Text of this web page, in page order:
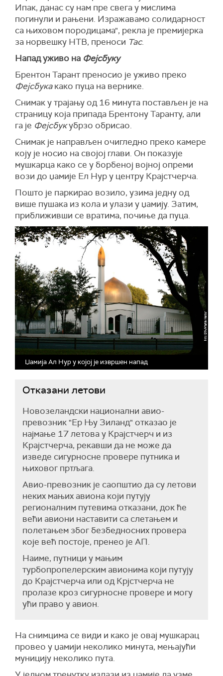
Ипак, данас су нам пре свега у мислима
погинули и рањени. Изражавамо солидарност
са њиховом породицама", рекла је премијерка
за норвешку НТВ, преноси Тас.
Напад уживо на Фејсбуку
Брентон Тарант преносио је уживо преко
Фејсбукакако пуца на вернике.
Снимак у трајању од 16 минута постављен је на
страницу која припада Брентону Таранту, али
га је Фејсбукубрзо обрисао.
Снимак је направљен очигледно преко камере
коју је носио на својој глави. Он показује
мушкарца како се у борбеној војној опреми
вози до џамије Ел Нур у центру Крајстчерча.
Пошто је паркирао возило, узима једну од
више пушака из кола и улази у џамију. Затим,
приближивши се вратима, почиње да пуца.
Џамија Ал Нур у којој је извршен напад
Отказани летови
Новозеландски национални авио-
превозник "Ер Њу Зиланд" отказао је
најмање 17 летова у Крајстчерч и из
Крајстчерча, рекавши да не може да
изведе сигурносне провере путника и
њиховог пртљага.
Авио-превозник је саопштио да су летови
неких мањих авиона који путују
регионалним путевима отказани, док ће
већи авиони наставити са слетањем и
полетањем због безбедносних провера
које већ постоје, пренео је АП.
Наиме, путници у мањим
турбопропелерским авионима који путују
до Крајстчерча или од Крјстчерча не
пролазе кроз сигурносне провере и могу
ући право у авион.
На снимцима се види и како је овај мушкарац
провео у џамији неколико минута, мењајући
муницију неколико пута.